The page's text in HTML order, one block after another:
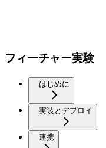
フィーチャー実験
はじめに
実装とデプロイ
連携